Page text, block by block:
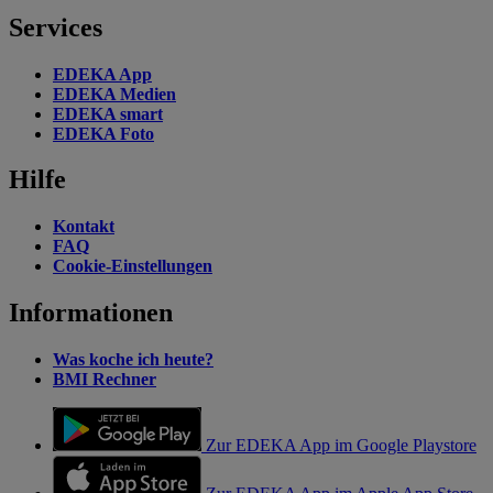
Services
EDEKA App
EDEKA Medien
EDEKA smart
EDEKA Foto
Hilfe
Kontakt
FAQ
Cookie-Einstellungen
Informationen
Was koche ich heute?
BMI Rechner
Zur EDEKA App im Google Playstore